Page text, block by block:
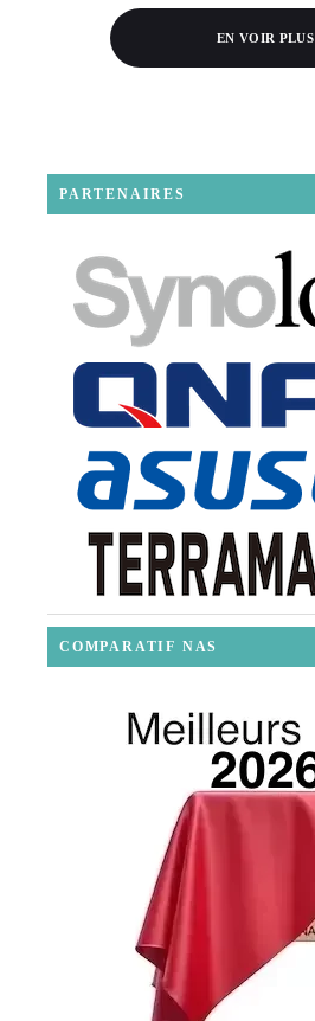
EN VOIR PLUS
PARTENAIRES
COMPARATIF NAS